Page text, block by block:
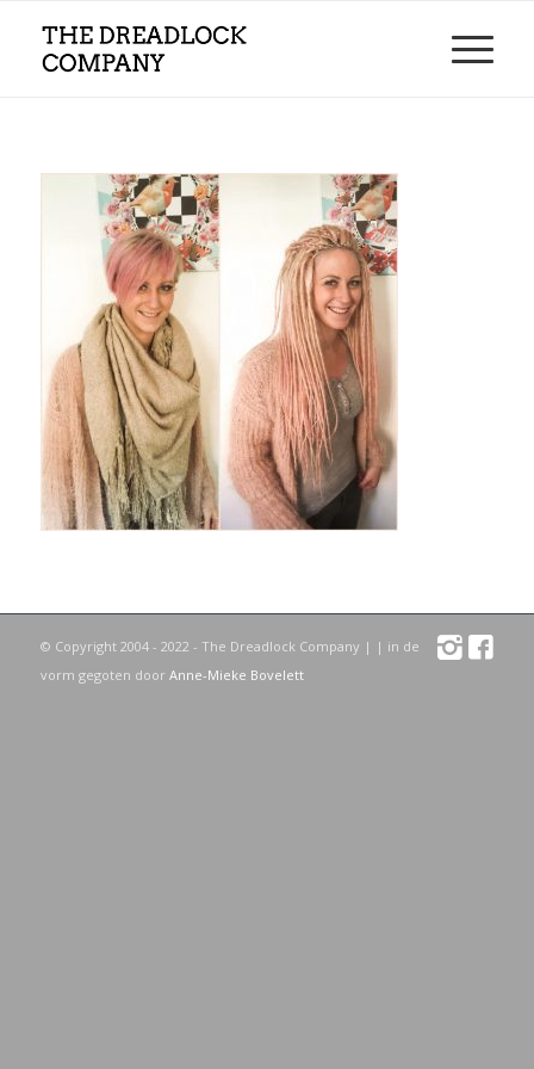
© Copyright 2004 - 2022 - The Dreadlock Company | | in de
vorm gegoten door Anne-Mieke Bovelett